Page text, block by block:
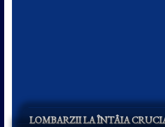
LOMBARZII LA ÎNTÂIA